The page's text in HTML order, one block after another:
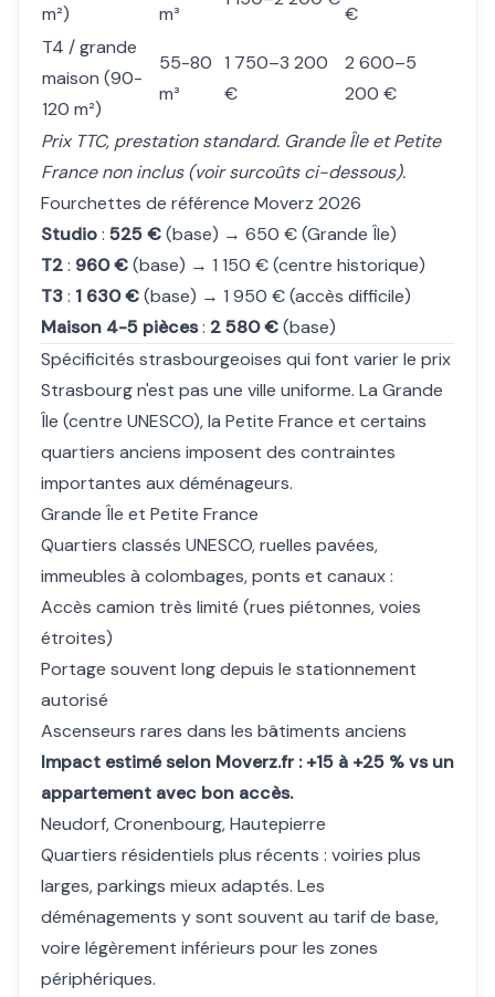
m²) m³
€
T4 / grande
maison (90-
120 m²)
55-80
m³
1 750–3 200
€
2 600–5
200 €
Prix TTC, prestation standard. Grande Île et Petite
France non inclus (voir surcoûts ci-dessous).
Fourchettes de référence Moverz 2026
Studio: 525 €(base) → 650 € (Grande Île)
T2: 960 €(base) → 1 150 € (centre historique)
T3: 1 630 €(base) → 1 950 € (accès difficile)
Maison 4-5 pièces: 2 580 €(base)
Spécificités strasbourgeoises qui font varier le prix
Strasbourg n'est pas une ville uniforme. La Grande
Île (centre UNESCO), la Petite France et certains
quartiers anciens imposent des contraintes
importantes aux déménageurs.
Grande Île et Petite France
Quartiers classés UNESCO, ruelles pavées,
immeubles à colombages, ponts et canaux :
Accès camion très limité (rues piétonnes, voies
étroites)
Portage souvent long depuis le stationnement
autorisé
Ascenseurs rares dans les bâtiments anciens
Impact estimé selon Moverz.fr : +15 à +25 % vs un
appartement avec bon accès.
Neudorf, Cronenbourg, Hautepierre
Quartiers résidentiels plus récents : voiries plus
larges, parkings mieux adaptés. Les
déménagements y sont souvent au tarif de base,
voire légèrement inférieurs pour les zones
périphériques.